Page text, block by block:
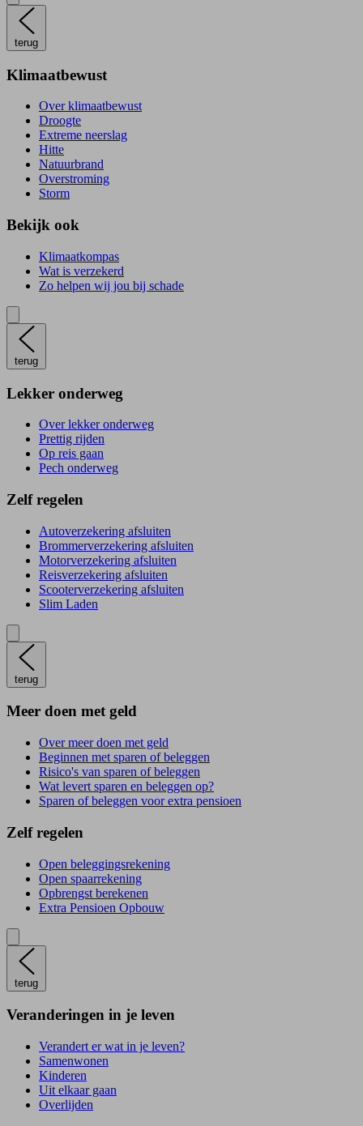
terug
Klimaatbewust
Over klimaatbewust
Droogte
Extreme neerslag
Hitte
Natuurbrand
Overstroming
Storm
Bekijk ook
Klimaatkompas
Wat is verzekerd
Zo helpen wij jou bij schade
terug
Lekker onderweg
Over lekker onderweg
Prettig rijden
Op reis gaan
Pech onderweg
Zelf regelen
Autoverzekering afsluiten
Brommerverzekering afsluiten
Motorverzekering afsluiten
Reisverzekering afsluiten
Scooterverzekering afsluiten
Slim Laden
terug
Meer doen met geld
Over meer doen met geld
Beginnen met sparen of beleggen
Risico's van sparen of beleggen
Wat levert sparen en beleggen op?
Sparen of beleggen voor extra pensioen
Zelf regelen
Open beleggingsrekening
Open spaarrekening
Opbrengst berekenen
Extra Pensioen Opbouw
terug
Veranderingen in je leven
Verandert er wat in je leven?
Samenwonen
Kinderen
Uit elkaar gaan
Overlijden